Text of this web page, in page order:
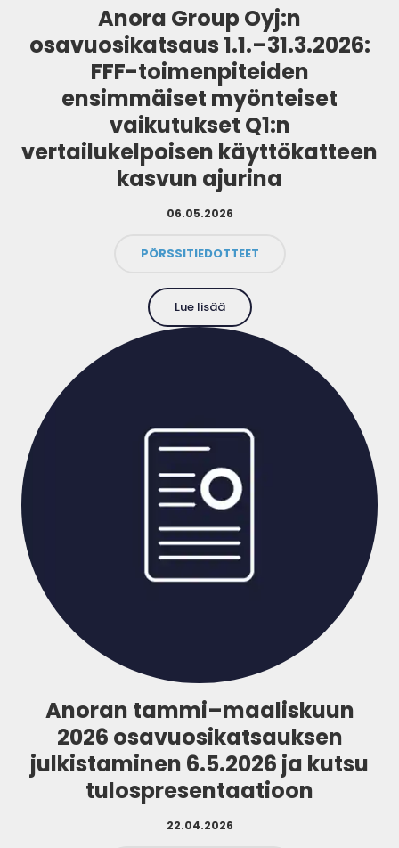
Anora Group Oyj:n
osavuosikatsaus 1.1.–31.3.2026:
FFF-toimenpiteiden
ensimmäiset myönteiset
vaikutukset Q1:n
vertailukelpoisen käyttökatteen
kasvun ajurina
06.05.2026
PÖRSSITIEDOTTEET
Lue lisää
Anoran tammi–maaliskuun
2026 osavuosikatsauksen
julkistaminen 6.5.2026 ja kutsu
tulospresentaatioon
22.04.2026